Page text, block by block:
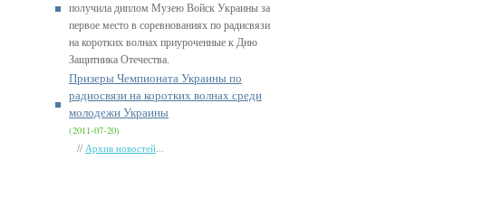
получила диплом Музею Войск Украины за
первое место в соревнованиях по радисвязи
на коротких волнах приуроченные к Дню
Защитника Отечества.
Призеры Чемпионата Украины по
радиосвязи на коротких волнах среди
молодежи Украины
(2011-07-20)
// Архив новостей...